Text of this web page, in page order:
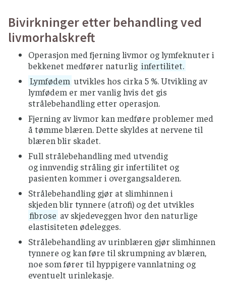
Bivirkninger etter behandling ved
livmorhalskreft
Operasjon med fjerning livmor og lymfeknuter i
bekkenet medfører naturlig infertilitet.
Lymfødem utvikles hos cirka 5 %. Utvikling av
lymfødem er mer vanlig hvis det gis
strålebehandling etter operasjon.
Fjerning av livmor kan medføre problemer med
å tømme blæren. Dette skyldes at nervene til
blæren blir skadet.
Full strålebehandling med utvendig
og innvendig stråling gir infertilitet og
pasienten kommer i overgangsalderen.
Strålebehandling gjør at slimhinnen i
skjeden blir tynnere (atrofi) og det utvikles
fibrose av skjedeveggen hvor den naturlige
elastisiteten ødelegges.
Strålebehandling av urinblæren gjør slimhinnen
tynnere og kan føre til skrumpning av blæren,
noe som fører til hyppigere vannlatning og
eventuelt urinlekasje.